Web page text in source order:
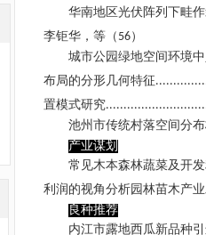
华南地区光伏阵列下畦
李钜华，等（ 56）
城市公园绿地空间环境
布局的分形几何特征
置模式研究
池州市传统村落空间分
产业谋划
常见木本森林蔬菜及开
利润的视角分析园林苗木产
良种推荐
内江市露地西瓜新品种